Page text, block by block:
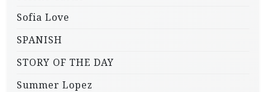
Sofia Love
SPANISH
STORY OF THE DAY
Summer Lopez